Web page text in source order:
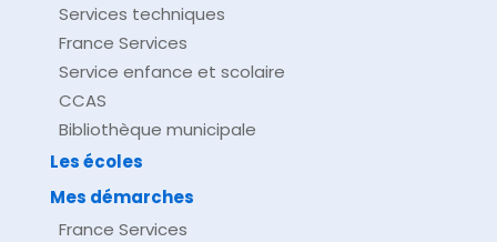
Services techniques
France Services
Service enfance et scolaire
CCAS
Bibliothèque municipale
Les écoles
Mes démarches
France Services